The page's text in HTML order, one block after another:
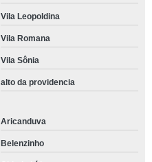
Vila Leopoldina
Vila Romana
Vila Sônia
alto da providencia
Aricanduva
Belenzinho